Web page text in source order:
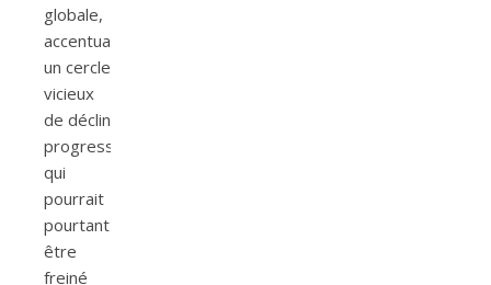
globale,
accentuant
un cercle
vicieux
de déclin
progressif
qui
pourrait
pourtant
être
freiné